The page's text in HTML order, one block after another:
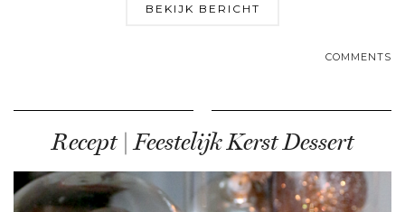
BEKIJK BERICHT
COMMENTS
Recept | Feestelijk Kerst Dessert